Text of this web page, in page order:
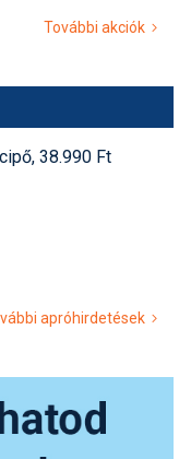
További akciók
38.990 Ft
apróhirdetések